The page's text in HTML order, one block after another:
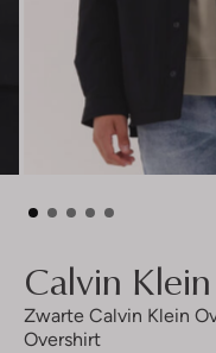
Calvin Klein
Zwarte Calvin Klein
Overshirt